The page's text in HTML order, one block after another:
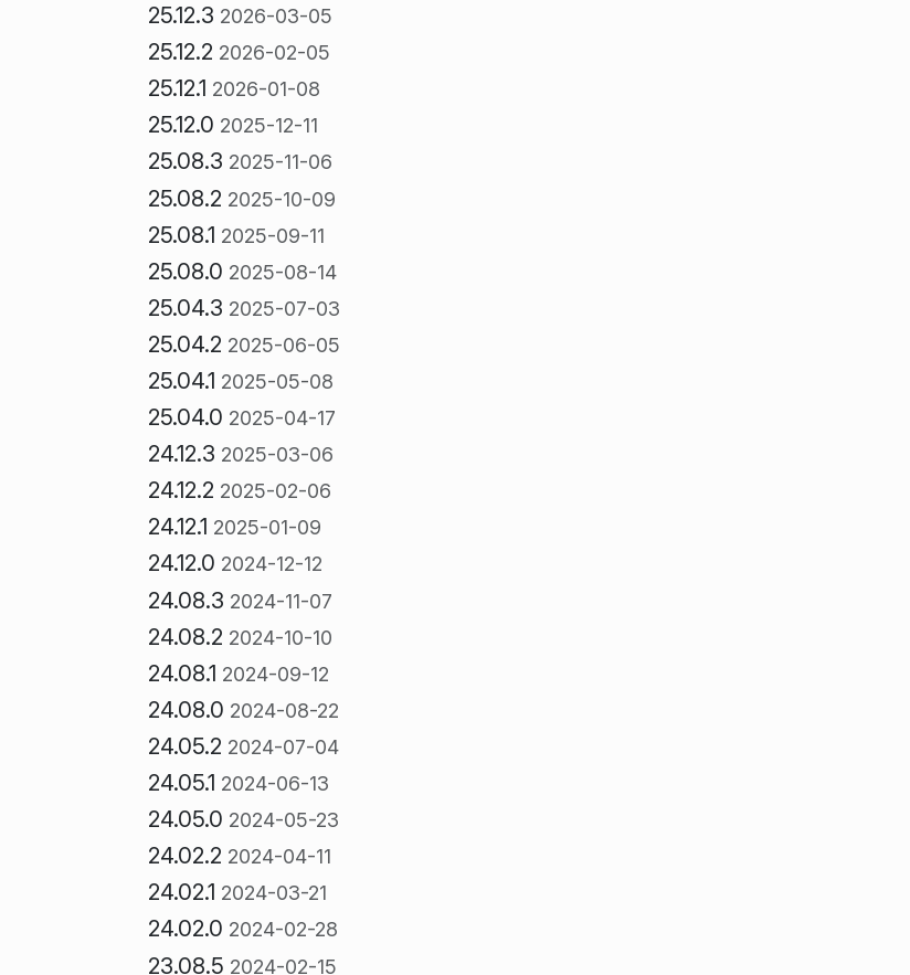
25.12.3 2026-03-05
25.12.2 2026-02-05
25.12.1 2026-01-08
25.12.0 2025-12-11
25.08.3 2025-11-06
25.08.2 2025-10-09
25.08.1 2025-09-11
25.08.0 2025-08-14
25.04.3 2025-07-03
25.04.2 2025-06-05
25.04.1 2025-05-08
25.04.0 2025-04-17
24.12.3 2025-03-06
24.12.2 2025-02-06
24.12.1 2025-01-09
24.12.0 2024-12-12
24.08.3 2024-11-07
24.08.2 2024-10-10
24.08.1 2024-09-12
24.08.0 2024-08-22
24.05.2 2024-07-04
24.05.1 2024-06-13
24.05.0 2024-05-23
24.02.2 2024-04-11
24.02.1 2024-03-21
24.02.0 2024-02-28
23.08.5 2024-02-15